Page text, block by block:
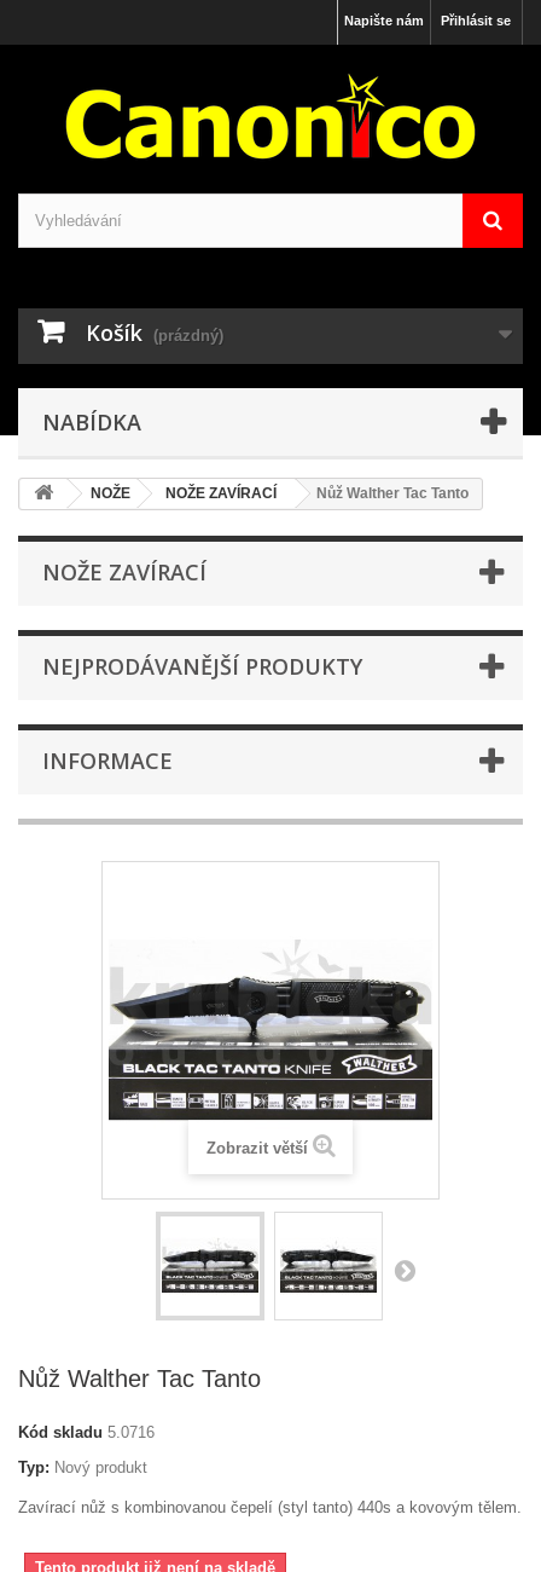
Přihlásit se
Napište nám
Košík (prázdný)
NABÍDKA
NOŽE NOŽE ZAVÍRACÍ Nůž Walther Tac Tanto
NOŽE ZAVÍRACÍ
NEJPRODÁVANĚJŠÍ PRODUKTY
INFORMACE
Zobrazit větší
Nůž Walther Tac Tanto
Kód skladu 5.0716
Typ: Nový produkt
Zavírací nůž s kombinovanou čepelí (styl tanto) 440s a kovovým tělem.
Tento produkt již není na skladě